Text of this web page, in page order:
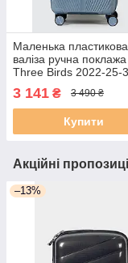
Маленька пластикова
валіза ручна поклажа
Three Birds 2022-25-
3 141 ₴ 3 490 ₴
Купити
Акційні
–13%